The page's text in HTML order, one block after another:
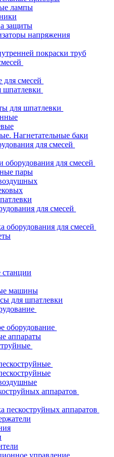
лампы
защиты
напряжения
покраски труб
для смесей
шпатлевки
для шпатлевки
Нагнетательные баки
для смесей
оборудования для смесей
пары
для смесей
оборудования для смесей
машины
для шпатлевки
оборудование
аппараты
аппаратов
пескоструйных аппаратов
управление